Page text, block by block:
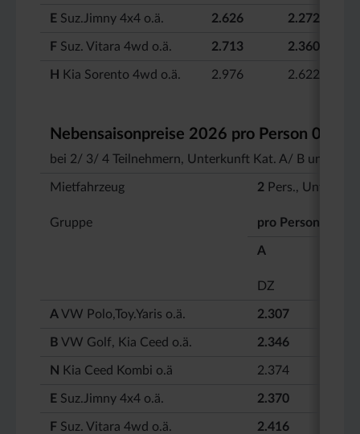
E Suz.Jimny 4x4 o.ä. 2.626 2.272
F Suz. Vitara 4wd o.ä. 2.713 2.360
H Kia Sorento 4wd o.ä. 2.976 2.622
Nebensaisonpreise 2026 pro Person
bei 2/ 3/ 4 Teilnehmern, Unterkunft Kat. A/ B und
Mietfahrzeug
Gruppe
2 Pers.,
pro Person
A
DZ
A VW Polo,Toy.Yaris o.ä. 2.307
B VW Golf, Kia Ceed o.ä. 2.346
N Kia Ceed Kombi o.ä 2.374
E Suz.Jimny 4x4 o.ä. 2.370
F Suz. Vitara 4wd o.ä. 2.416